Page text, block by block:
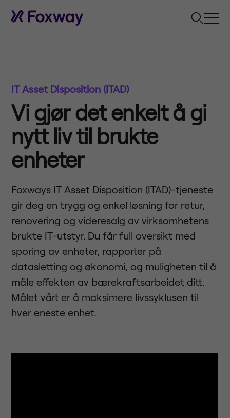
IT Asset Disposition (ITAD)
Vi gjør det enkelt å gi
nytt liv til brukte
enheter
Foxways IT Asset Disposition (ITAD)-tjeneste
gir deg en trygg og enkel løsning for retur,
renovering og videresalg av virksomhetens
brukte IT-utstyr. Du får full oversikt med
sporing av enheter, rapporter på
datasletting og økonomi, og muligheten til å
måle effekten av bærekraftsarbeidet ditt.
Målet vårt er å maksimere livssyklusen til
hver eneste enhet.